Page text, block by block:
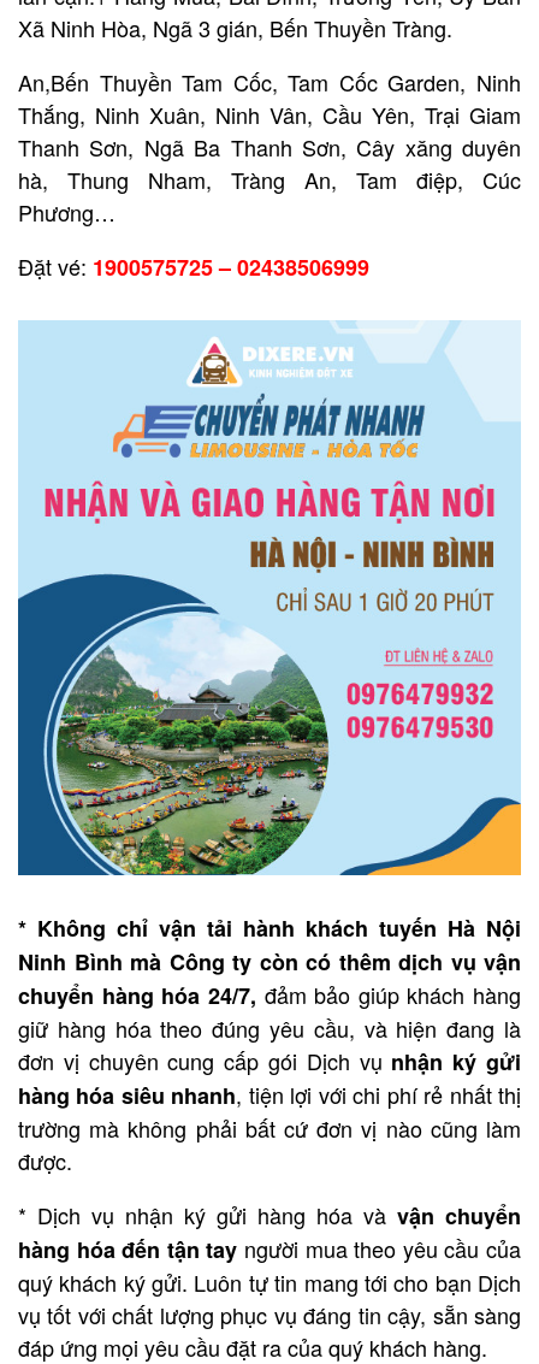
Xã Ninh Hòa, Ngã 3 gián, Bến Thuyền Tràng.
An,Bến Thuyền Tam Cốc, Tam Cốc Garden, Ninh
Thắng, Ninh Xuân, Ninh Vân, Cầu Yên, Trại Giam
Thanh Sơn, Ngã Ba Thanh Sơn, Cây xăng duyên
hà, Thung Nham, Tràng An, Tam điệp, Cúc
Phương…
Đặt vé: 1900575725 – 02438506999
* Không chỉ vận tải hành khách tuyến Hà Nội
Ninh Bình mà Công ty còn có thêm dịch vụ vận
chuyển hàng hóa 24/7, đảm bảo giúp khách hàng
giữ hàng hóa theo đúng yêu cầu, và hiện đang là
đơn vị chuyên cung cấp gói Dịch vụ nhận ký gửi
hàng hóa siêu nhanh, tiện lợi với chi phí rẻ nhất thị
trường mà không phải bất cứ đơn vị nào cũng làm
được.
* Dịch vụ nhận ký gửi hàng hóa và vận chuyển
hàng hóa đến tận tay người mua theo yêu cầu của
quý khách ký gửi. Luôn tự tin mang tới cho bạn Dịch
vụ tốt với chất lượng phục vụ đáng tin cậy, sẵn sàng
đáp ứng mọi yêu cầu đặt ra của quý khách hàng.